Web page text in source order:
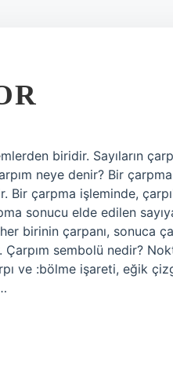
biridir. Sayıların
neye denir? Bir
Bir çarpma işleminde,
sonucu elde edilen
birinin çarpanı, sonuca
Çarpım sembolü nedir?
ve :bölme işareti, eğik